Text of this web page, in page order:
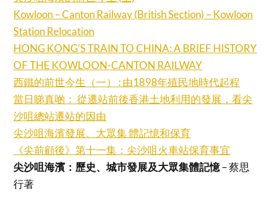
Kowloon – Canton Railway (British Section) – Kowloon
Station Relocation
HONG KONG’S TRAIN TO CHINA: A BRIEF HISTORY
OF THE KOWLOON-CANTON RAILWAY
西鐵的前世今生（一） : 由1898年殖民地時代起程
當日睇真啲： 從遷站前後香港土地利用的發展，看尖
沙咀總站遷站的因由
尖沙咀海濱發展、大眾集 體記憶和保育
《尖前顧後》第十一集：尖沙咀火車站保育事宜
尖沙咀海濱：歷史、城市發展及大眾集體記憶– 蔡思
行著